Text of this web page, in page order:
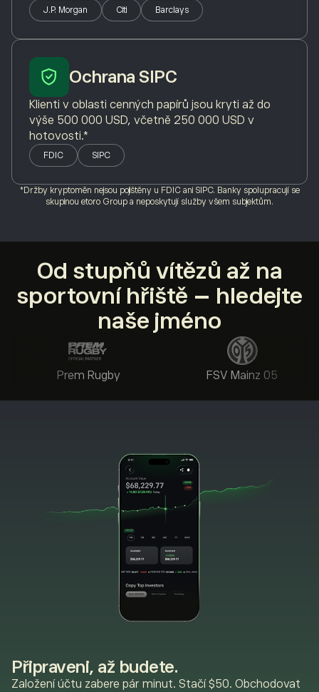
J.P. Morgan Citi Barclays
Ochrana SIPC
Klienti v oblasti cenných papírů jsou kryti až do
výše 500 000 USD, včetně 250 000 USD v
hotovosti.*
FDIC SIPC
*Držby kryptoměn nejsou pojištěny u FDIC ani SIPC. Banky spolupracují se
skupinou etoro Group a neposkytují služby všem subjektům.
Od stupňů vítězů až na
sportovní hřiště – hledejte
naše jméno
Prem Rugby FSV Mainz 05
Připraveni, až budete.
Založení účtu zabere pár minut. Stačí $50. Obchodovat